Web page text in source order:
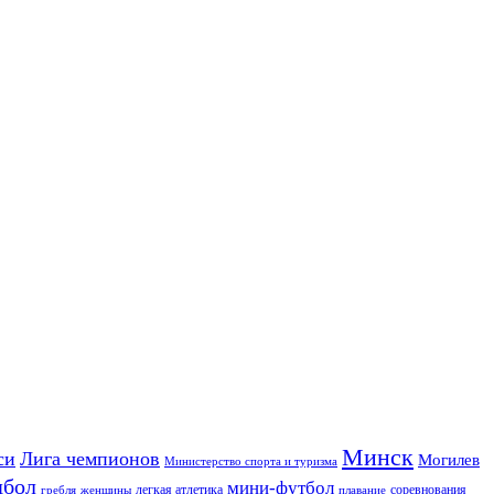
Лига чемпионов Министерство спорта и туризма Минск Могилев
гребля женщины легкая атлетика мини-футбол плавание соревнования